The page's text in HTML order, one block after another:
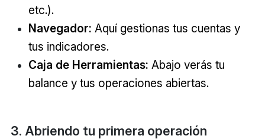
etc.).
Navegador: Aquí gestionas tus cuentas y
tus indicadores.
Caja de Herramientas: Abajo verás tu
balance y tus operaciones abiertas.
3. Abriendo tu primera operación